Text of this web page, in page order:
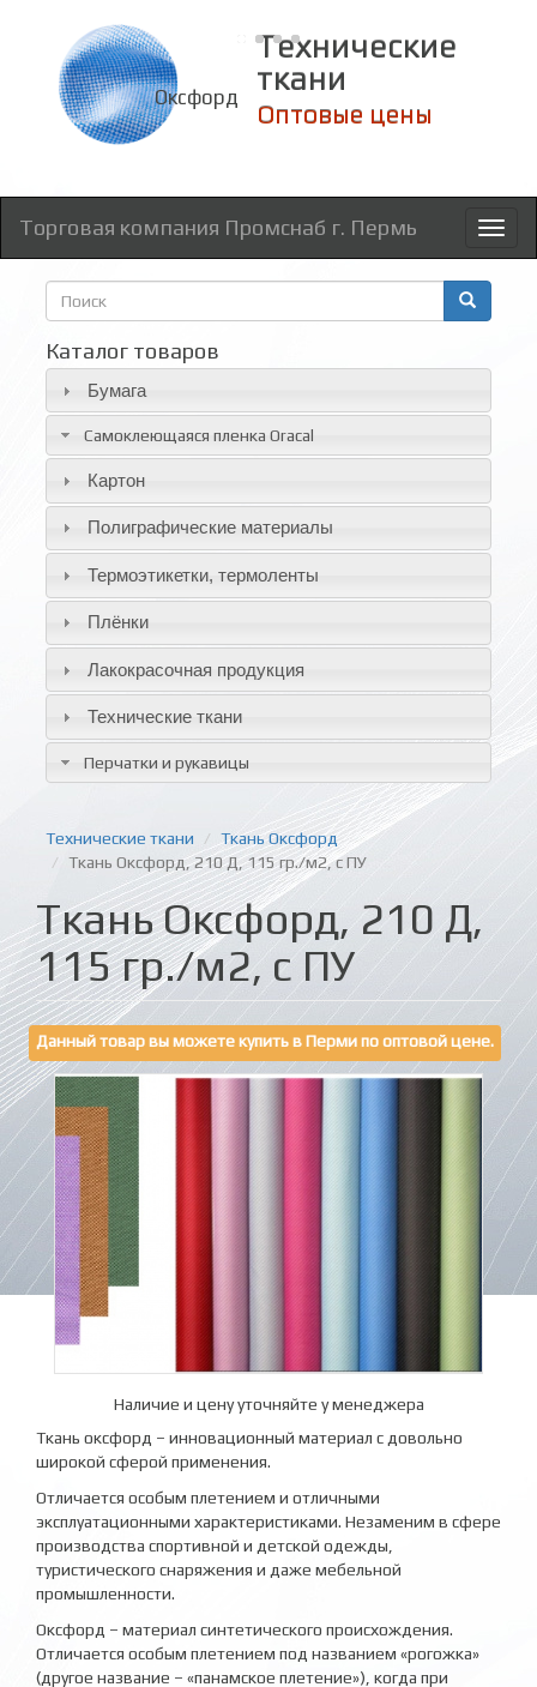
Технические
ткани
Оксфорд
Оптовые цены
Торговая компания Промснаб г. Пермь
Форма
поиска
Каталог товаров
Бумага
Самоклеющаяся пленка Oracal
Картон
Полиграфические материалы
Термоэтикетки, термоленты
Плёнки
Лакокрасочная продукция
Технические ткани
Перчатки и рукавицы
Технические ткани
Ткань Оксфорд
Ткань Оксфорд, 210 Д, 115 гр./м2, с ПУ
Ткань Оксфорд, 210 Д,
115 гр./м2, с ПУ
Данный товар вы можете купить в Перми по оптовой цене.
Наличие и цену уточняйте у менеджера
Ткань оксфорд – инновационный материал с довольно
широкой сферой применения.
Отличается особым плетением и отличными
эксплуатационными характеристиками. Незаменим в сфере
производства спортивной и детской одежды,
туристического снаряжения и даже мебельной
промышленности.
Оксфорд – материал синтетического происхождения.
Отличается особым плетением под названием «рогожка»
(другое название – «панамское плетение»), когда при